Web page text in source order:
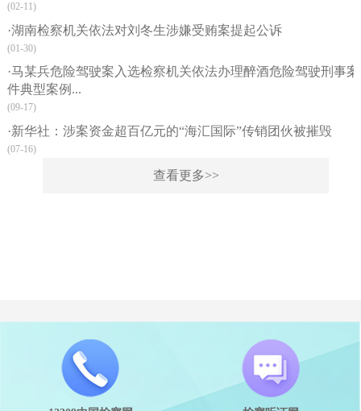
(02-11)
·湖南检察机关依法对刘冬生涉嫌受贿案提起公诉
(01-30)
·马某兵危险驾驶案入选检察机关依法办理醉酒危险驾驶刑事案
件典型案例...
(09-17)
·新华社：涉案资金超百亿元的“海汇国际”传销团伙被摧毁
(07-16)
查看更多>>